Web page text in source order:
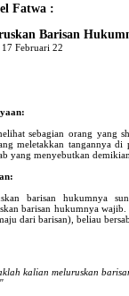
Fatwa :
Barisan
Februari 22
sebagian orang yang
meletakkan tangannya di
yang menyebutkan
barisan hukumnya
barisan hukumnya
dari barisan), beliau
kalian meluruskan